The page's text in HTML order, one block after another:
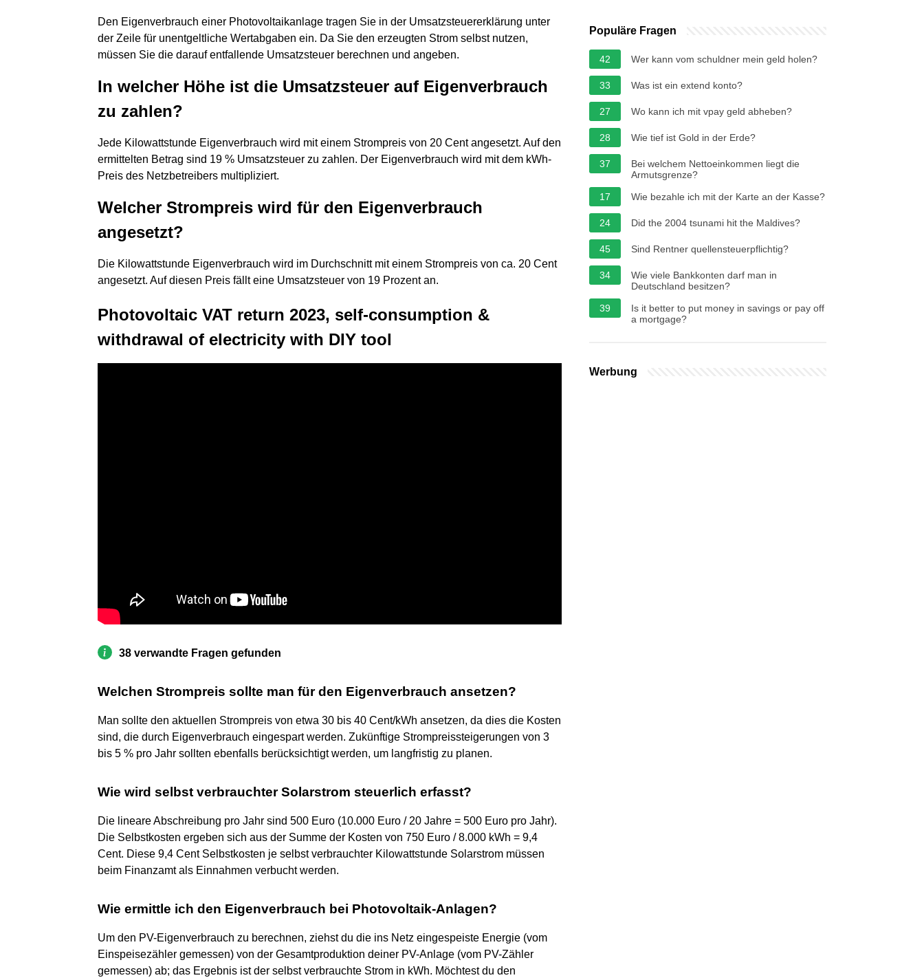
Den Eigenverbrauch einer Photovoltaikanlage tragen Sie in der Umsatzsteuererklärung unter
der Zeile für unentgeltliche Wertabgaben ein. Da Sie den erzeugten Strom selbst nutzen,
müssen Sie die darauf entfallende Umsatzsteuer berechnen und angeben.
In welcher Höhe ist die Umsatzsteuer auf Eigenverbrauch
zu zahlen?
Jede Kilowattstunde Eigenverbrauch wird mit einem Strompreis von 20 Cent angesetzt. Auf den
ermittelten Betrag sind 19 % Umsatzsteuer zu zahlen. Der Eigenverbrauch wird mit dem kWh-
Preis des Netzbetreibers multipliziert.
Welcher Strompreis wird für den Eigenverbrauch
angesetzt?
Die Kilowattstunde Eigenverbrauch wird im Durchschnitt mit einem Strompreis von ca. 20 Cent
angesetzt. Auf diesen Preis fällt eine Umsatzsteuer von 19 Prozent an.
Photovoltaic VAT return 2023, self-consumption &
withdrawal of electricity with DIY tool
38 verwandte Fragen gefunden
Welchen Strompreis sollte man für den Eigenverbrauch ansetzen?
Man sollte den aktuellen Strompreis von etwa 30 bis 40 Cent/kWh ansetzen, da dies die Kosten
sind, die durch Eigenverbrauch eingespart werden. Zukünftige Strompreissteigerungen von 3
bis 5 % pro Jahr sollten ebenfalls berücksichtigt werden, um langfristig zu planen.
Wie wird selbst verbrauchter Solarstrom steuerlich erfasst?
Die lineare Abschreibung pro Jahr sind 500 Euro (10.000 Euro / 20 Jahre = 500 Euro pro Jahr).
Die Selbstkosten ergeben sich aus der Summe der Kosten von 750 Euro / 8.000 kWh = 9,4
Cent. Diese 9,4 Cent Selbstkosten je selbst verbrauchter Kilowattstunde Solarstrom müssen
beim Finanzamt als Einnahmen verbucht werden.
Wie ermittle ich den Eigenverbrauch bei Photovoltaik-Anlagen?
Um den PV-Eigenverbrauch zu berechnen, ziehst du die ins Netz eingespeiste Energie (vom
Einspeisezähler gemessen) von der Gesamtproduktion deiner PV-Anlage (vom PV-Zähler
gemessen) ab; das Ergebnis ist der selbst verbrauchte Strom in kWh. Möchtest du den
Populäre Fragen
42 Wer kann vom schuldner mein geld holen?
33 Was ist ein extend konto?
27 Wo kann ich mit vpay geld abheben?
28 Wie tief ist Gold in der Erde?
37
Bei welchem Nettoeinkommen liegt die
Armutsgrenze?
17
Wie bezahle ich mit der Karte an der Kasse?
24 Did the 2004 tsunami hit the Maldives?
45 Sind Rentner quellensteuerpflichtig?
34
Wie viele Bankkonten darf man in
Deutschland besitzen?
39
Is it better to put money in savings or pay off
a mortgage?
Werbung